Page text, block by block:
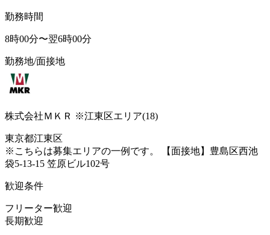
勤務時間
8時00分〜翌6時00分
勤務地/面接地
株式会社ＭＫＲ ※江東区エリア(18)
東京都江東区
※こちらは募集エリアの一例です。 【面接地】豊島区西池
袋5-13-15 笠原ビル102号
歓迎条件
フリーター歓迎
長期歓迎